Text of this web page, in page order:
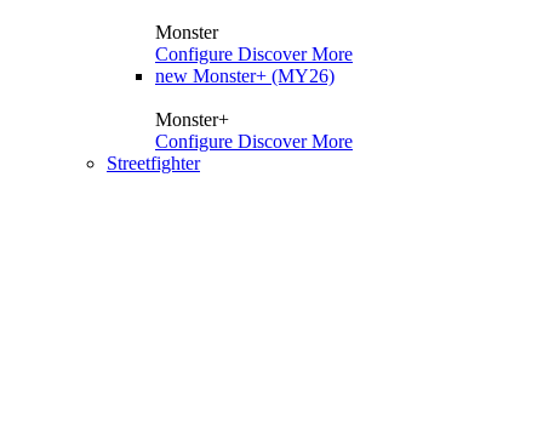
Monster
Configure Discover More
new Monster+ (MY26)
Monster+
Configure Discover More
Streetfighter